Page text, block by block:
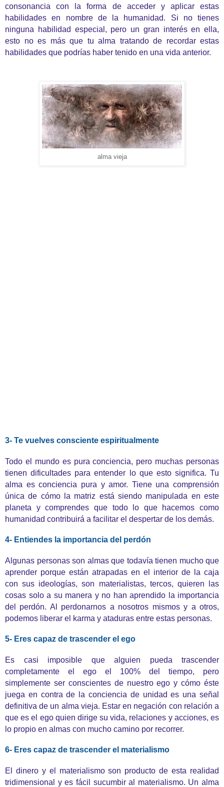
consonancia con la forma de acceder y aplicar estas
habilidades en nombre de la humanidad. Si no tienes
ninguna habilidad especial, pero un gran interés en ella,
esto no es más que tu alma tratando de recordar estas
habilidades que podrías haber tenido en una vida anterior.
alma vieja
3- Te vuelves consciente espiritualmente
Todo el mundo es pura conciencia, pero muchas personas
tienen dificultades para entender lo que esto significa. Tu
alma es conciencia pura y amor. Tiene una comprensión
única de cómo la matriz está siendo manipulada en este
planeta y comprendes que todo lo que hacemos como
humanidad contribuirá a facilitar el despertar de los demás.
4- Entiendes la importancia del perdón
Algunas personas son almas que todavía tienen mucho que
aprender porque están atrapadas en el interior de la caja
con sus ideologías, son materialistas, tercos, quieren las
cosas solo a su manera y no han aprendido la importancia
del perdón. Al perdonarnos a nosotros mismos y a otros,
podemos liberar el karma y ataduras entre estas personas.
5- Eres capaz de trascender el ego
Es casi imposible que alguien pueda trascender
completamente el ego el 100% del tiempo, pero
simplemente ser conscientes de nuestro ego y cómo éste
juega en contra de la conciencia de unidad es una señal
definitiva de un alma vieja. Estar en negación con relación a
que es el ego quien dirige su vida, relaciones y acciones, es
lo propio en almas con mucho camino por recorrer.
6- Eres capaz de trascender el materialismo
El dinero y el materialismo son producto de esta realidad
tridimensional y es fácil sucumbir al materialismo. Un alma